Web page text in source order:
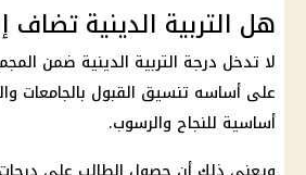
هل التربية الدينية تضاف
لا تدخل درجة التربية الدينية ضمن
على أساسه تنسيق القبول بالجامعات
أساسية للنجاح والرسوب.